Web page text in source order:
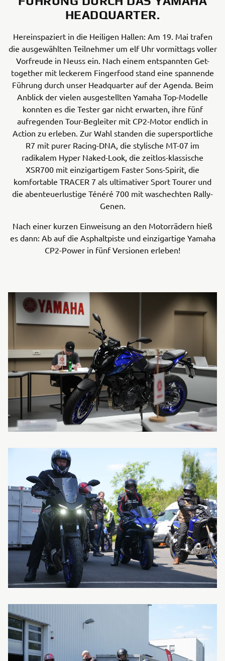
HEADQUARTER.
Hereinspaziert in die Heiligen Hallen: Am 19. Mai trafen
die ausgewählten Teilnehmer um elf Uhr vormittags voller
Vorfreude in Neuss ein. Nach einem entspannten Get-
together mit leckerem Fingerfood stand eine spannende
Führung durch unser Headquarter auf der Agenda. Beim
Anblick der vielen ausgestellten Yamaha Top-Modelle
konnten es die Tester gar nicht erwarten, ihre fünf
aufregenden Tour-Begleiter mit CP2-Motor endlich in
Action zu erleben. Zur Wahl standen die supersportliche
R7 mit purer Racing-DNA, die stylische MT-07 im
radikalem Hyper Naked-Look, die zeitlos-klassische
XSR700 mit einzigartigem Faster Sons-Spirit, die
komfortable TRACER 7 als ultimativer Sport Tourer und
die abenteuerlustige Ténéré 700 mit waschechten Rally-
Genen.
Nach einer kurzen Einweisung an den Motorrädern hieß
es dann: Ab auf die Asphaltpiste und einzigartige Yamaha
CP2-Power in fünf Versionen erleben!